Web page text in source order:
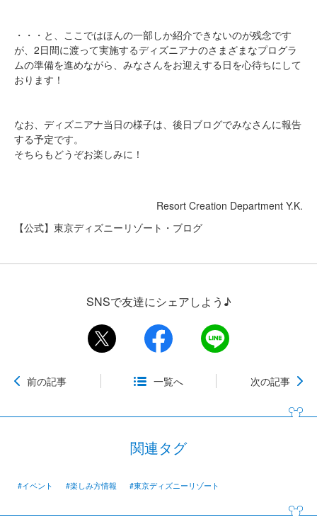
・・・と、ここではほんの一部しか紹介できないのが残念です
が、2日間に渡って実施するディズニアナのさまざまなプログラ
ムの準備を進めながら、みなさんをお迎えする日を心待ちにして
おります！
なお、ディズニアナ当日の様子は、後日ブログでみなさんに報告
する予定です。
そちらもどうぞお楽しみに！
Resort Creation Department Y.K.
【公式】東京ディズニーリゾート・ブログ
SNSで友達にシェアしよう♪
前の記事 一覧へ 次の記事
関連タグ
#イベント #楽しみ方情報 #東京ディズニーリゾート